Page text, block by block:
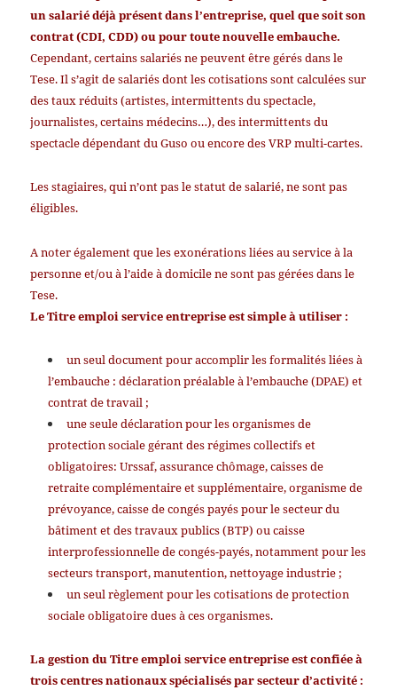
un salarié déjà présent dans l’entreprise, quel que soit son
contrat (CDI, CDD) ou pour toute nouvelle embauche.
Cependant, certains salariés ne peuvent être gérés dans le
Tese. Il s’agit de salariés dont les cotisations sont calculées sur
des taux réduits (artistes, intermittents du spectacle,
journalistes, certains médecins…), des intermittents du
spectacle dépendant du Guso ou encore des VRP multi-cartes.
Les stagiaires, qui n’ont pas le statut de salarié, ne sont pas
éligibles.
A noter également que les exonérations liées au service à la
personne et/ou à l’aide à domicile ne sont pas gérées dans le
Tese.
Le Titre emploi service entreprise est simple à utiliser :
un seul document pour accomplir les formalités liées à
l’embauche : déclaration préalable à l’embauche (DPAE) et
contrat de travail ;
une seule déclaration pour les organismes de
protection sociale gérant des régimes collectifs et
obligatoires: Urssaf, assurance chômage, caisses de
retraite complémentaire et supplémentaire, organisme de
prévoyance, caisse de congés payés pour le secteur du
bâtiment et des travaux publics (BTP) ou caisse
interprofessionnelle de congés-payés, notamment pour les
secteurs transport, manutention, nettoyage industrie ;
un seul règlement pour les cotisations de protection
sociale obligatoire dues à ces organismes.
La gestion du Titre emploi service entreprise est confiée à
trois centres nationaux spécialisés par secteur d’activité :